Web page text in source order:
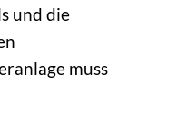
und die
muss